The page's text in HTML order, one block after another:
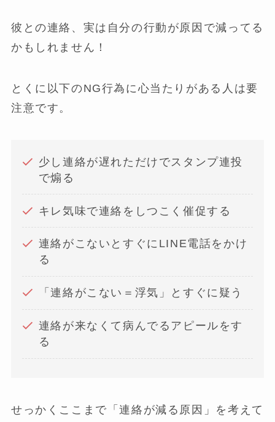
彼との連絡、実は自分の行動が原因で減ってる
かもしれません！
とくに以下のNG行為に心当たりがある人は要
注意です。
少し連絡が遅れただけでスタンプ連投
で煽る
キレ気味で連絡をしつこく催促する
連絡がこないとすぐにLINE電話をかけ
る
「連絡がこない＝浮気」とすぐに疑う
連絡が来なくて病んでるアピールをす
る
せっかくここまで「連絡が減る原因」を考えて